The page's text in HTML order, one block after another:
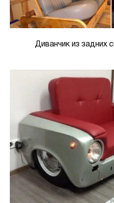
Диванчик из задних